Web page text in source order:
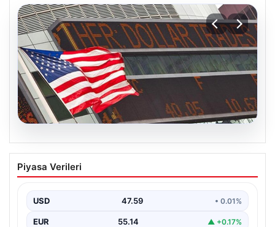
05.08.2026
FED faiz kararı ne zaman açıklanacak?
Nisan ayı faiz beklentisi belli oldu
Piyasa Verileri
USD 47.59 • 0.01%
EUR 55.14 ▲ +0.17%